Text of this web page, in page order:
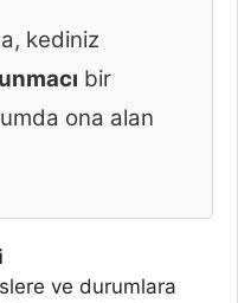
kediniz
bir
ona alan
ve durumlara